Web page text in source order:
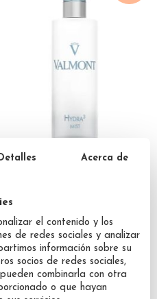
VALMONT
173,63 €
Acerca de
el contenido y los
de redes sociales y analizar
información sobre su
socios de redes sociales,
combinarla con otra
o que hayan